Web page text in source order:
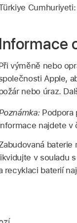
Informace
výměně nebo
Apple,
nebo úraz.
Podpora
najdete v
v souladu
recyklaci baterií